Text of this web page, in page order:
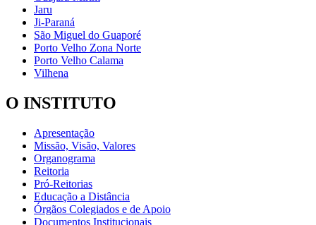
Jaru
Ji-Paraná
São Miguel do Guaporé
Porto Velho Zona Norte
Porto Velho Calama
Vilhena
O INSTITUTO
Apresentação
Missão, Visão, Valores
Organograma
Reitoria
Pró-Reitorias
Educação a Distância
Órgãos Colegiados e de Apoio
Documentos Institucionais